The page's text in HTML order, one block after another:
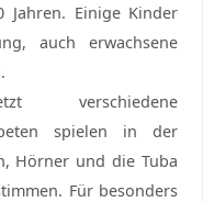
Einige Kinder
auch erwachsene
verschiedene
spielen in der
Hörner und die Tuba
Für besonders